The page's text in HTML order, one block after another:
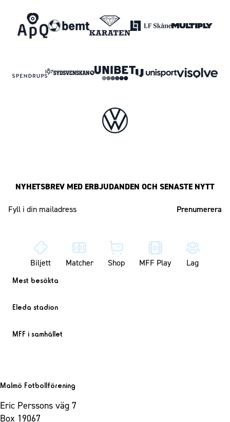
NYHETSBREV MED ERBJUDANDEN OCH SENASTE NYTT
Biljett Matcher Shop MFF Play Lag
Mest besökta
Eleda stadion
MFF i samhället
Malmö Fotbollförening
Eric Perssons väg 7
Box 19067